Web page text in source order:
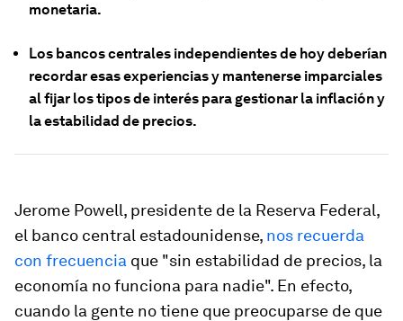
monetaria.
Los bancos centrales independientes de hoy deberían
recordar esas experiencias y mantenerse imparciales
al fijar los tipos de interés para gestionar la inflación y
la estabilidad de precios.
Jerome Powell, presidente de la Reserva Federal,
el banco central estadounidense, nos recuerda
con frecuencia que "sin estabilidad de precios, la
economía no funciona para nadie". En efecto,
cuando la gente no tiene que preocuparse de que